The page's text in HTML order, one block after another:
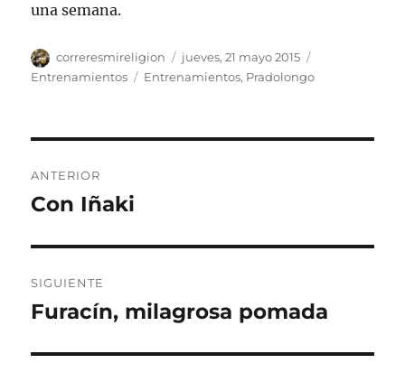
una semana.
Autor
correresmireligion
Publicado
el
jueves, 21 mayo 2015
Entrenamientos
Etiquetas
Entrenamientos, Pradolongo
de
ANTERIOR
Entrada
Con Iñaki
SIGUIENTE
Entrada
Furacín, milagrosa pomada